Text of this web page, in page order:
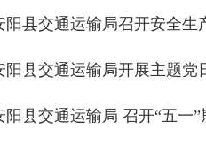
阳县交通运输局召开安全生
阳县交通运输局开展主题党
阳县交通运输局 召开“五一